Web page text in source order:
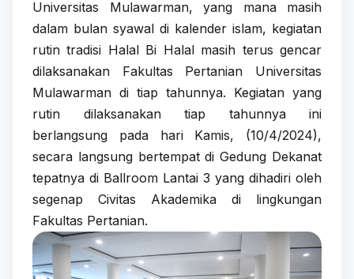
Universitas Mulawarman, yang mana masih
dalam bulan syawal di kalender islam, kegiatan
rutin tradisi Halal Bi Halal masih terus gencar
dilaksanakan Fakultas Pertanian Universitas
Mulawarman di tiap tahunnya. Kegiatan yang
rutin dilaksanakan tiap tahunnya ini
berlangsung pada hari Kamis, (10/4/2024),
secara langsung bertempat di Gedung Dekanat
tepatnya di Ballroom Lantai 3 yang dihadiri oleh
segenap Civitas Akademika di lingkungan
Fakultas Pertanian.